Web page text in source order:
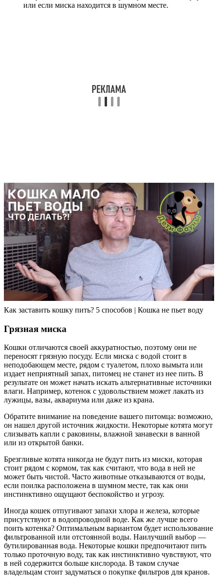
или если миска находится в шумном месте.
Как заставить кошку пить? 5 способов | Кошка не пьет воду
Грязная миска
Кошки отличаются своей аккуратностью, поэтому они не
переносят грязную посуду. Если миска с водой стоит в
неподобающем месте, рядом с туалетом, плохо вымыта или
издает неприятный запах, питомец не станет из нее пить. В
результате он может начать искать альтернативные источники
влаги. Например, котенок с удовольствием может лакать из
лужицы, вазы, аквариума или даже из крана.
Обратите внимание на поведение вашего питомца: возможно,
он нашел другой источник жидкости. Некоторые котята могут
слизывать капли с раковины, влажной занавески в ванной
или из открытой банки.
Брезгливые котята никогда не будут пить из миски, которая
стоит рядом с кормом, так как считают, что вода в ней не
может быть чистой. Часто животные отказываются от воды,
если поилка расположена в шумном месте, так как они
инстинктивно ощущают беспокойство и угрозу.
Иногда кошек отпугивают запахи хлора и железа, которые
присутствуют в водопроводной воде. Как же лучше всего
поить котенка? Оптимальным вариантом будет использование
фильтрованной или отстоянной воды. Наилучший выбор —
бутилированная вода. Некоторые кошки предпочитают пить
только проточную воду, так как инстинктивно чувствуют, что
в ней содержится больше кислорода. В таком случае
владельцам стоит задуматься о покупке фильтров для кранов.